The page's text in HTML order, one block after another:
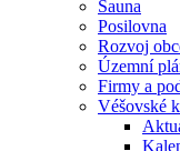
Sauna
Posilovna
Rozvoj
Územní
Firmy a
Véšovské